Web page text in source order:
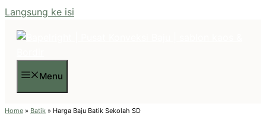
Langsung ke isi
Menu
Home » Batik » Harga Baju Batik Sekolah SD